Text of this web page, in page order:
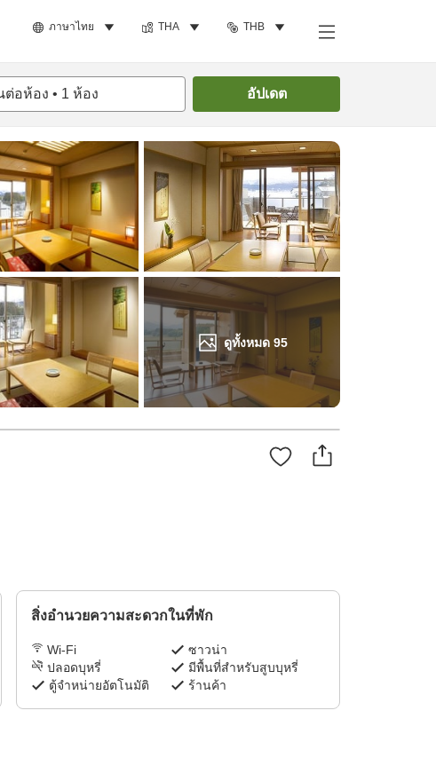
ภาษาไทย THA THB
ต่อห้อง • 1 ห้อง อัปเดต
ดูทั้งหมด 95
ค้นหาห้องพัก
สิ่งอำนวยความสะดวกในที่พัก
Wi-Fi
ซาวน่า
ปลอดบุหรี่
มีพื้นที่สำหรับสูบบุหรี่
ตู้จำหน่ายอัตโนมัติ
ร้านค้า